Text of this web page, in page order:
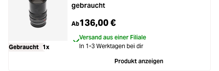
Gebraucht 1x
gebraucht
Ab136,00 €
Versand aus einer Filiale
In 1-3 Werktagen bei dir
Produkt anzeigen